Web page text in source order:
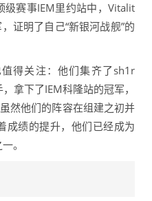
级赛事IEM里约站中，Vitalit
证明了自己“新银河战舰”的
得关注：他们集齐了sh1r
拿下了IEM科隆站的冠军，
然他们的阵容在组建之初并
成绩的提升，他们已经成为
。